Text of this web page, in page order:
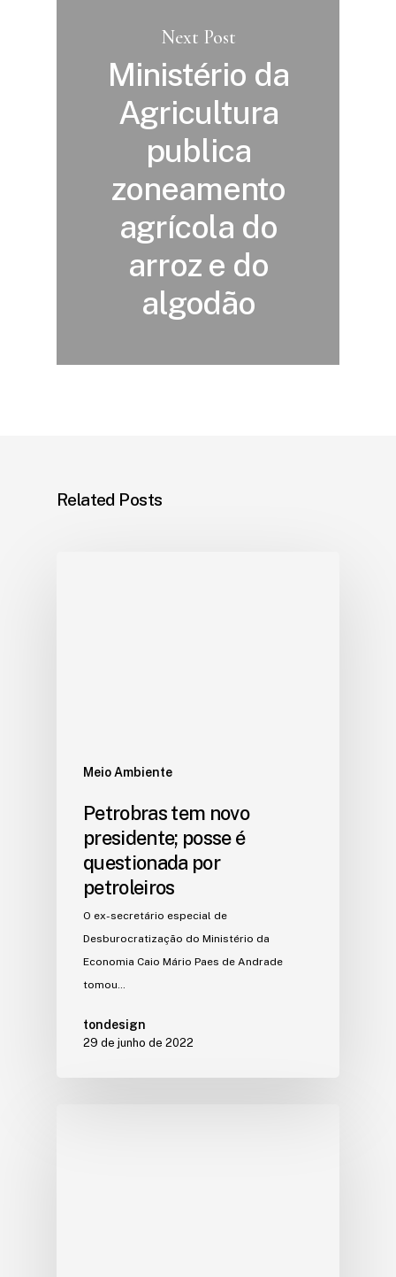
Next Post
Ministério da
Agricultura
publica
zoneamento
agrícola do
arroz e do
algodão
Related Posts
Meio Ambiente
Petrobras tem novo
presidente; posse é
questionada por
petroleiros
O ex-secretário especial de
Desburocratização do Ministério da
Economia Caio Mário Paes de Andrade
tomou…
tondesign
29 de junho de 2022